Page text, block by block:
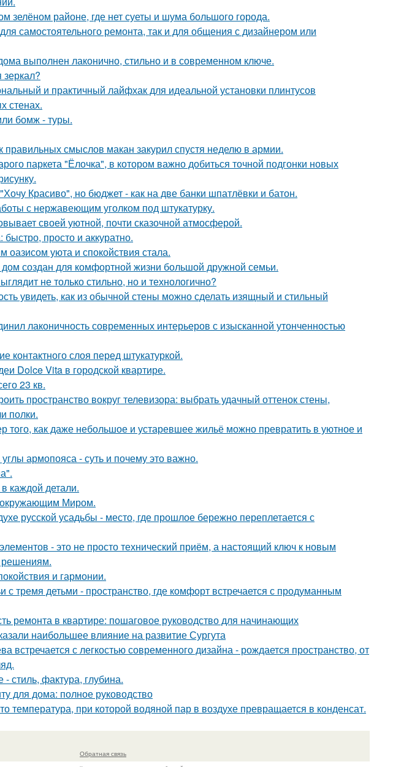
зелёном районе, где нет суеты и шума большого города.
самостоятельного ремонта, так и для общения с дизайнером или
выполнен лаконично, стильно и в современном ключе.
и практичный лайфхак для идеальной установки плинтусов
стенах.
бомж - туры.
правильных смыслов макан закурил спустя неделю в армии.
паркета "Ёлочка", в котором важно добиться точной подгонки новых
"Хочу Красиво", но бюджет - как на две банки шпатлёвки и батон.
с нержавеющим уголком под штукатурку.
своей уютной, почти сказочной атмосферой.
просто и аккуратно.
оазисом уюта и спокойствия стала.
создан для комфортной жизни большой дружной семьи.
не только стильно, но и технологично?
увидеть, как из обычной стены можно сделать изящный и стильный
лаконичность современных интерьеров с изысканной утонченностью
контактного слоя перед штукатуркой.
Dolce Vita в городской квартире.
23 кв.
пространство вокруг телевизора: выбрать удачный оттенок стены,
полки.
того, как даже небольшое и устаревшее жильё можно превратить в уютное и
армопояса - суть и почему это важно.
каждой детали.
окружающим Миром.
русской усадьбы - место, где прошлое бережно переплетается с
- это не просто технический приём, а настоящий ключ к новым
и гармонии.
тремя детьми - пространство, где комфорт встречается с продуманным
ремонта в квартире: пошаговое руководство для начинающих
наибольшее влияние на развитие Сургута
встречается с легкостью современного дизайна - рождается пространство, от
стиль, фактура, глубина.
для дома: полное руководство
температура, при которой водяной пар в воздухе превращается в конденсат.
Обратная связь